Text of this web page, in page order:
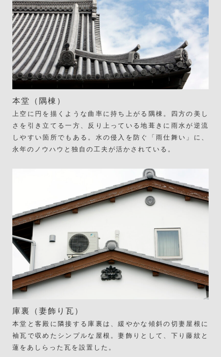
本堂（隅棟）
上空に円を描くような曲率に持ち上がる隅棟。四方の美し
さを引き立てる一方、反り上っている地葺きに雨水が逆流
しやすい箇所でもある。水の侵入を防ぐ「雨仕舞い」に、
永年のノウハウと独自の工夫が活かされている。
庫裏（妻飾り瓦）
本堂と客殿に隣接する庫裏は、緩やかな傾斜の切妻屋根に
袖瓦で収めたシンプルな屋根。妻飾りとして、下り藤紋と
蓮をあしらった瓦を設置した。